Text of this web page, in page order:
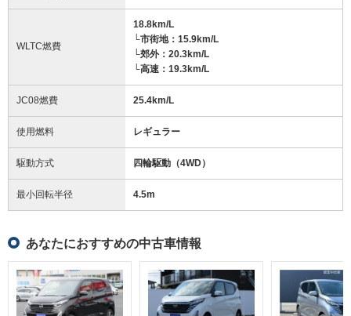
WLTC燃費
18.8km/L
└市街地：15.9km/L
└郊外：20.3km/L
└高速：19.3km/L
JC08燃費 25.4km/L
使用燃料 レギュラー
駆動方式 四輪駆動（4WD）
最小回転半径 4.5m
あなたにおすすめの中古車情報